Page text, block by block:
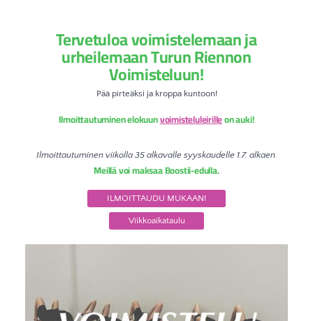
Tervetuloa voimistelemaan ja
urheilemaan Turun Riennon
Voimisteluun!
Pää pirteäksi ja kroppa kuntoon!
Ilmoittautuminen elokuunvoimisteluleirilleon auki!
Ilmoittautuminen viikolla 35 alkavalle syyskaudelle 1.7. alkaen.
Meillä voi maksaa Boostii-edulla.
ILMOITTAUDU MUKAAN!
Viikkoaikataulu